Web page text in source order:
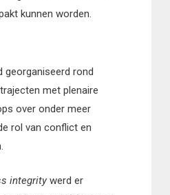
kunnen worden.
georganiseerd rond
met plenaire
over onder meer
rol van conflict en
integritywerd er